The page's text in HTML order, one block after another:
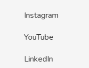
Instagram
YouTube
LinkedIn